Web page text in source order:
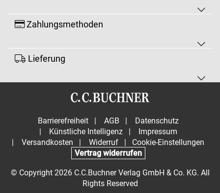
Zahlungsmethoden
Lieferung
Barrierefreiheit | AGB |
Datenschutz
|
Künstliche Intelligenz |
Impressum
|
Versandkosten | Widerruf |
Cookie-Einstellungen
Vertrag widerrufen
© Copyright 2026 C.C.Buchner Verlag GmbH & Co. KG. All
Rights Reserved